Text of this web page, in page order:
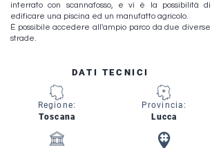
interrato con scannafosso, e vi è la possibilità di
edificare una piscina ed un manufatto agricolo.
È possibile accedere all'ampio parco da due diverse
strade.
DATI TECNICI
Regione:
Toscana
Lucca
Provincia: